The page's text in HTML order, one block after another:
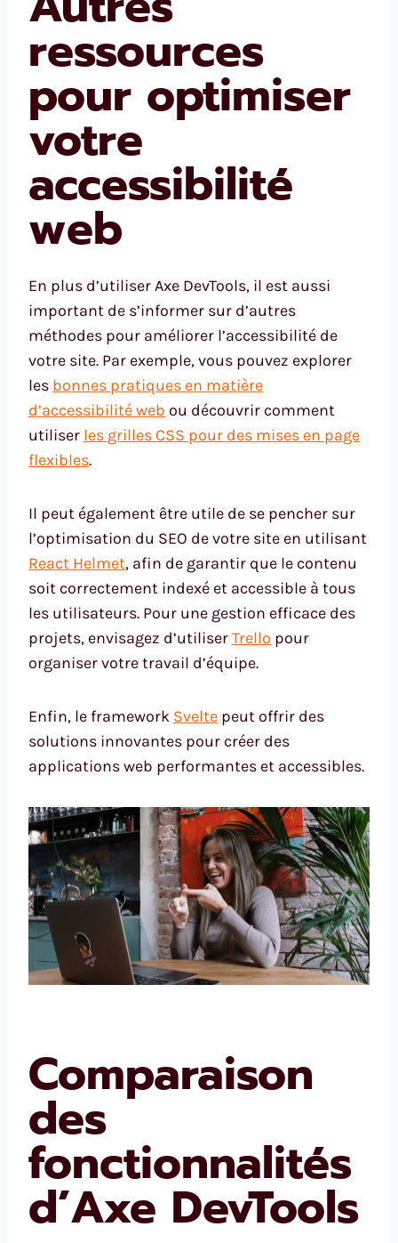
ressources
pour optimiser
votre
accessibilité
web
En plus d’utiliser Axe DevTools, il est aussi
important de s’informer sur d’autres
méthodes pour améliorer l’accessibilité de
votre site. Par exemple, vous pouvez explorer
les bonnes pratiques en matière
d’accessibilité web ou découvrir comment
utiliser les grilles CSS pour des mises en page
flexibles.
Il peut également être utile de se pencher sur
l’optimisation du SEO de votre site en utilisant
React Helmet, afin de garantir que le contenu
soit correctement indexé et accessible à tous
les utilisateurs. Pour une gestion efficace des
projets, envisagez d’utiliserTrello pour
organiser votre travail d’équipe.
Enfin, le framework Svelte peut offrir des
solutions innovantes pour créer des
applications web performantes et accessibles.
Comparaison
des
fonctionnalités
d’Axe DevTools